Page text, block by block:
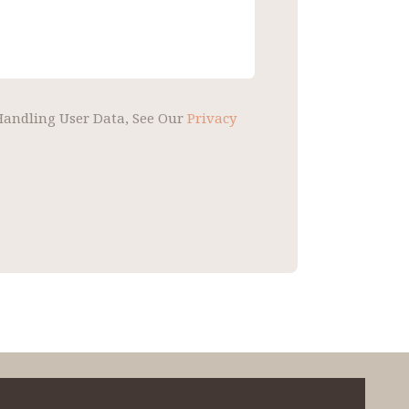
User Data, See Our Privacy